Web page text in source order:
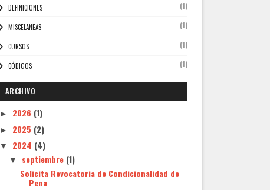
DEFINICIONES (1)
MISCELANEAS (1)
CURSOS (1)
CÓDIGOS (1)
ARCHIVO
► 2026 (1)
► 2025 (2)
▼ 2024 (4)
▼ septiembre (1)
Solicita Revocatoria de Condicionalidad de
Pena